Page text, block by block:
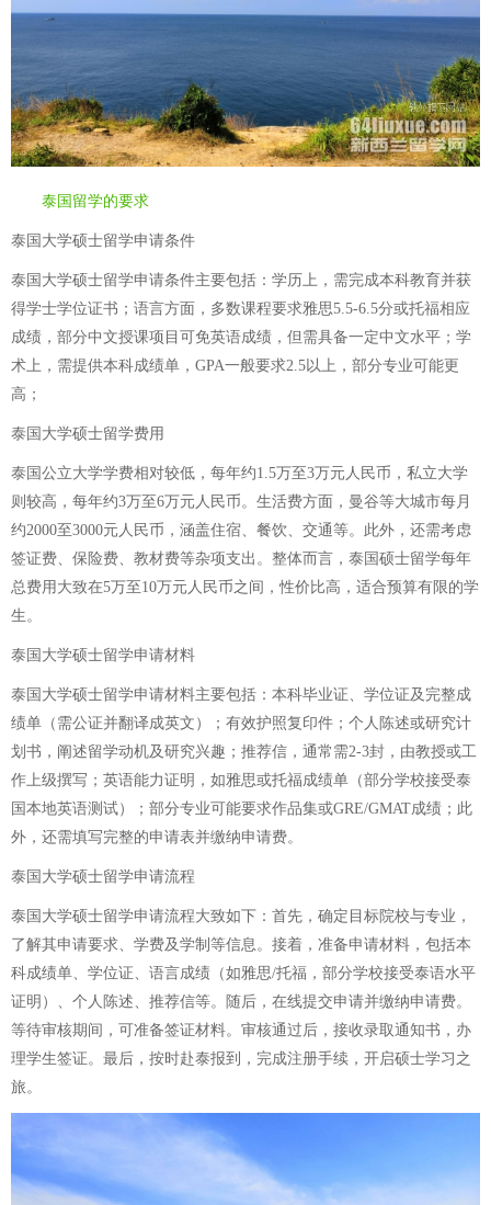
泰国留学的要求
泰国大学硕士留学申请条件
泰国大学硕士留学申请条件主要包括：学历上，需完成本科教育并获
得学士学位证书；语言方面，多数课程要求雅思5.5-6.5分或托福相应
成绩，部分中文授课项目可免英语成绩，但需具备一定中文水平；学
术上，需提供本科成绩单，GPA一般要求2.5以上，部分专业可能更
高；
泰国大学硕士留学费用
泰国公立大学学费相对较低，每年约1.5万至3万元人民币，私立大学
则较高，每年约3万至6万元人民币。生活费方面，曼谷等大城市每月
约2000至3000元人民币，涵盖住宿、餐饮、交通等。此外，还需考虑
签证费、保险费、教材费等杂项支出。整体而言，泰国硕士留学每年
总费用大致在5万至10万元人民币之间，性价比高，适合预算有限的学
生。
泰国大学硕士留学申请材料
泰国大学硕士留学申请材料主要包括：本科毕业证、学位证及完整成
绩单（需公证并翻译成英文）；有效护照复印件；个人陈述或研究计
划书，阐述留学动机及研究兴趣；推荐信，通常需2-3封，由教授或工
作上级撰写；英语能力证明，如雅思或托福成绩单（部分学校接受泰
国本地英语测试）；部分专业可能要求作品集或GRE/GMAT成绩；此
外，还需填写完整的申请表并缴纳申请费。
泰国大学硕士留学申请流程
泰国大学硕士留学申请流程大致如下：首先，确定目标院校与专业，
了解其申请要求、学费及学制等信息。接着，准备申请材料，包括本
科成绩单、学位证、语言成绩（如雅思/托福，部分学校接受泰语水平
证明）、个人陈述、推荐信等。随后，在线提交申请并缴纳申请费。
等待审核期间，可准备签证材料。审核通过后，接收录取通知书，办
理学生签证。最后，按时赴泰报到，完成注册手续，开启硕士学习之
旅。